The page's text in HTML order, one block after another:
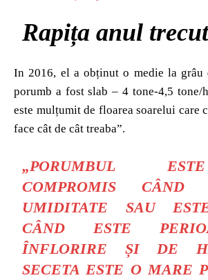
Rapița anul
In 2016, el a obținut o medie la grâu
porumb a fost slab – 4 tone-4,5 tone/
este mulțumit de floarea soarelui care
face cât de cât treaba”.
„PORUMBUL
COMPROMIS
UMIDITATE SAU
CÂND ESTE
ÎNFLORIRE ȘI DE
SECETA ESTE O MARE